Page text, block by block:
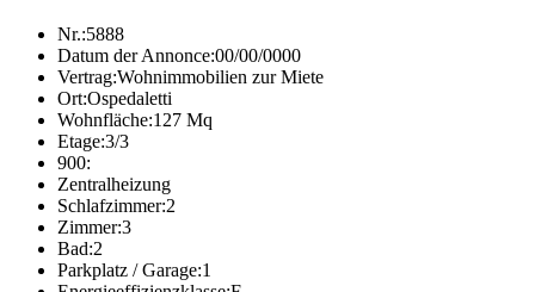
Nr.:5888
Datum der Annonce:00/00/0000
Vertrag:Wohnimmobilien zur Miete
Ort:Ospedaletti
Wohnfläche:127 Mq
Etage:3/3
900:
Zentralheizung
Schlafzimmer:2
Zimmer:3
Bad:2
Parkplatz / Garage:1